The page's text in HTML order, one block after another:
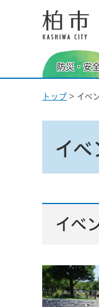
柏市
防災・安
トップ > イベ
イベ
イベ